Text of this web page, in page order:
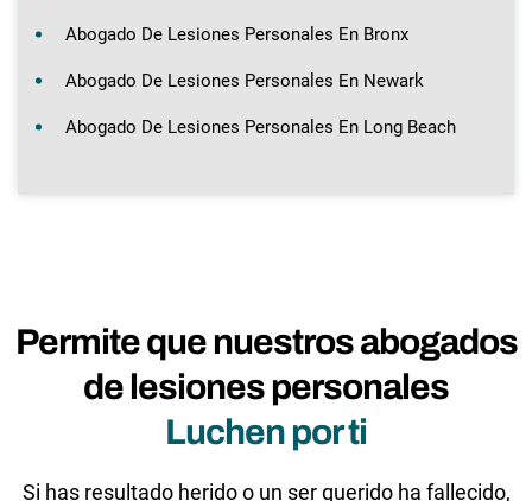
Abogado De Lesiones Personales En Bronx
Abogado De Lesiones Personales En Newark
Abogado De Lesiones Personales En Long Beach
Permite que nuestros abogados
de lesiones personales
Luchen por ti
Si has resultado herido o un ser querido ha fallecido,